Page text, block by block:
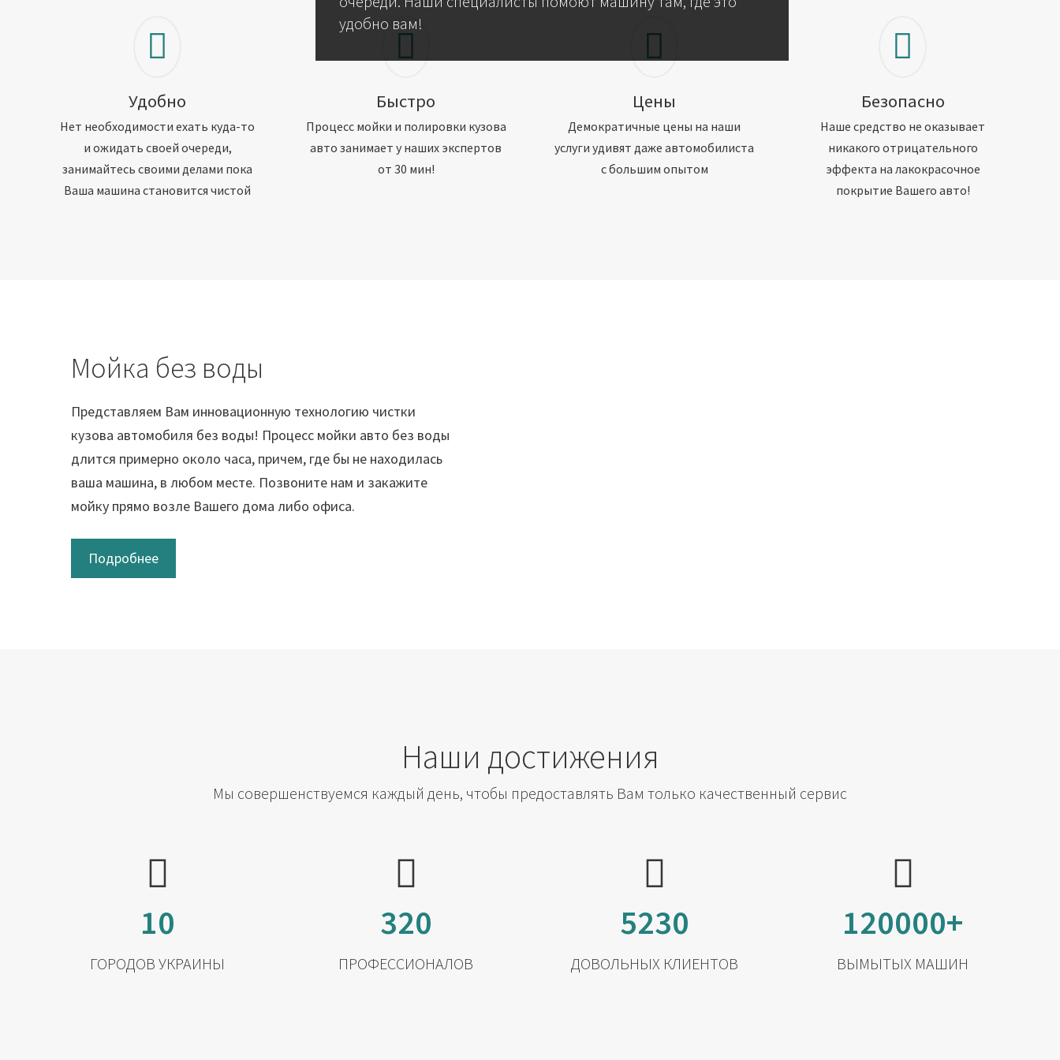
удобно вам!
Удобно
Нет необходимости ехать куда-то
и ожидать своей очереди,
занимайтесь своими делами пока
Ваша машина становится чистой
Быстро
Процесс мойки и полировки кузова
авто занимает у наших экспертов
от 30 мин!
Цены
Демократичные цены на наши
услуги удивят даже автомобилиста
с большим опытом
Безопасно
Наше средство не оказывает
никакого отрицательного
эффекта на лакокрасочное
покрытие Вашего авто!
Мойка без воды
Представляем Вам инновационную технологию чистки
кузова автомобиля без воды! Процесс мойки авто без воды
длится примерно около часа, причем, где бы не находилась
ваша машина, в любом месте. Позвоните нам и закажите
мойку прямо возле Вашего дома либо офиса.
Подробнее
Наши достижения
Мы совершенствуемся каждый день, чтобы предоставлять Вам только качественный сервис
10
ГОРОДОВ УКРАИНЫ
320
ПРОФЕССИОНАЛОВ
5230
ДОВОЛЬНЫХ КЛИЕНТОВ
120000+
ВЫМЫТЫХ МАШИН